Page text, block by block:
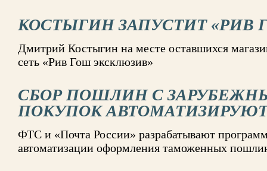
КОСТЫГИН ЗАПУСТИТ «РИВ
Дмитрий Костыгин на месте оставшихся
сеть «Рив Гош эксклюзив»
СБОР ПОШЛИН С
ПОКУПОК
ФТС и «Почта России» разрабатывают
автоматизации оформления таможенных